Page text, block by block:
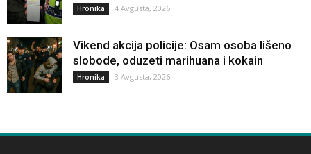
Hronika 4 Avgusta, 2026
Vikend akcija policije: Osam osoba lišeno
slobode, oduzeti marihuana i kokain
Hronika 3 Avgusta, 2026